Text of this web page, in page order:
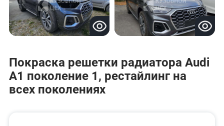
Покраска решетки радиатора Audi
A1 поколение 1, рестайлинг на
всех поколениях